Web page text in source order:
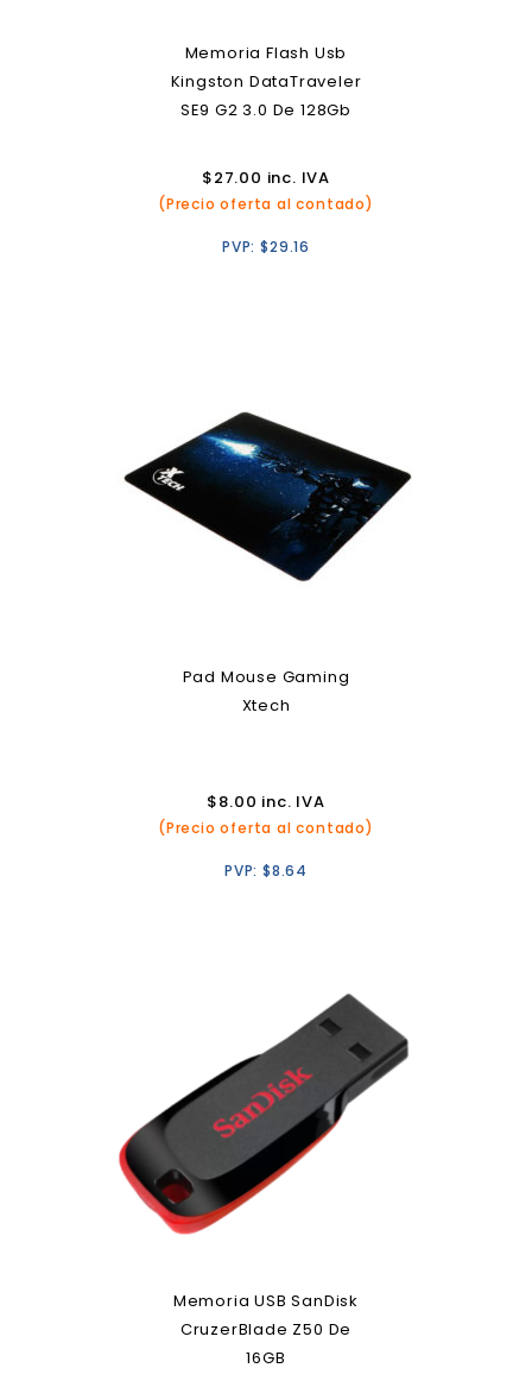
Memoria Flash Usb
Kingston DataTraveler
SE9 G2 3.0 De 128Gb
$27.00 inc. IVA
(Precio oferta al contado)
PVP:$29.16
Pad Mouse Gaming
Xtech
$8.00 inc. IVA
(Precio oferta al contado)
PVP: $8.64
Memoria USB SanDisk
CruzerBlade Z50 De
16GB